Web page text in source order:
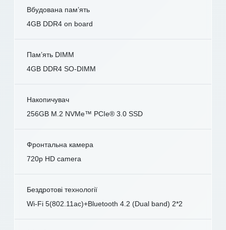
Вбудована пам’ять
4GB DDR4 on board
Пам’ять DIMM
4GB DDR4 SO-DIMM
Накопичувач
256GB M.2 NVMe™ PCIe® 3.0 SSD
Фронтальна камера
720p HD camera
Бездротові технології
Wi-Fi 5(802.11ac)+Bluetooth 4.2 (Dual band) 2*2